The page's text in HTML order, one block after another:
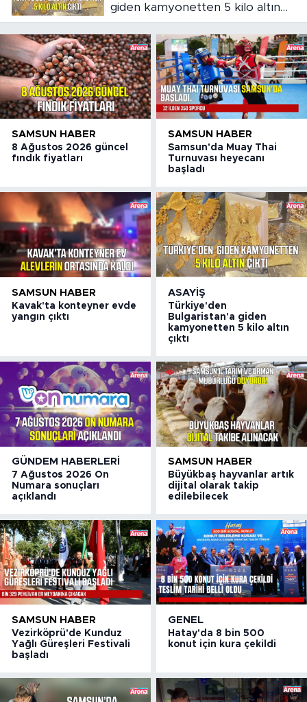
giden kamyonetten 5 kilo altın
çıktı
SAMSUN HABER
8 Ağustos 2026 güncel
fındık fiyatları
SAMSUN HABER
Samsun'da Muay Thai
Turnuvası heyecanı
başladı
SAMSUN HABER
Kavak'ta konteyner evde
yangın çıktı
ASAYIŞ
Türkiye'den
Bulgaristan'a giden
kamyonetten 5 kilo altın
çıktı
GÜNDEM HABERLERI
7 Ağustos 2026 On
Numara sonuçları
açıklandı
SAMSUN HABER
Büyükbaş hayvanlar artık
dijital olarak takip
edilebilecek
SAMSUN HABER
Vezirköprü'de Kunduz
Yağlı Güreşleri Festivali
başladı
GENEL
Hatay'da 8 bin 500
konut için kura çekildi